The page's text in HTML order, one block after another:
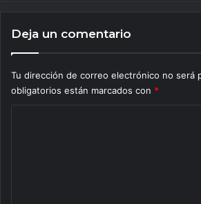
Deja un comentario
Tu dirección de correo electrónico no será
obligatorios están marcados con *